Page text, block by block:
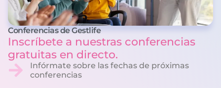
Conferencias de Gestlife
Inscríbete a nuestras conferencias
gratuitas en directo.
Infórmate sobre las fechas de próximas
conferencias